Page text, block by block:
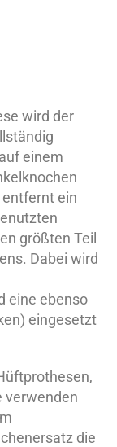
wird der
einem
ein
größten Teil
Dabei wird
eine ebenso
eingesetzt
verwenden
die